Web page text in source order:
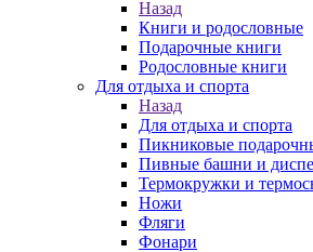
Назад
Книги и родословные
Подарочные книги
Родословные книги
Для отдыха и спорта
Назад
Для отдыха и спорта
Пикниковые
Пивные башни и
Термокружки и
Ножи
Фляги
Фонари